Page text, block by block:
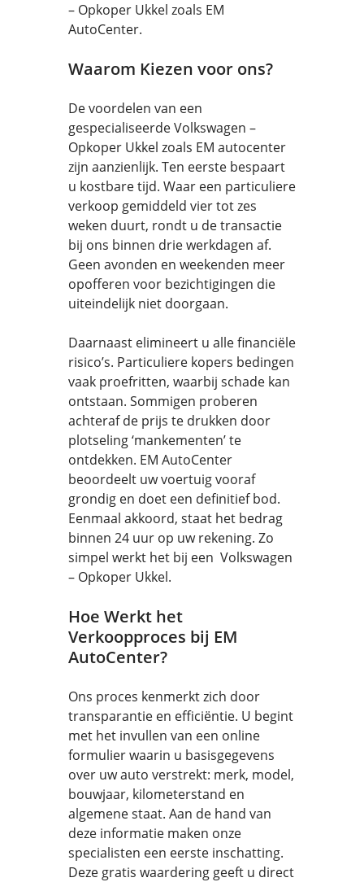
– Opkoper Ukkel zoals EM
AutoCenter.
Waarom Kiezen voor ons?
De voordelen van een
gespecialiseerde Volkswagen –
Opkoper Ukkel zoals EM autocenter
zijn aanzienlijk. Ten eerste bespaart
u kostbare tijd. Waar een particuliere
verkoop gemiddeld vier tot zes
weken duurt, rondt u de transactie
bij ons binnen drie werkdagen af.
Geen avonden en weekenden meer
opofferen voor bezichtigingen die
uiteindelijk niet doorgaan.
Daarnaast elimineert u alle financiële
risico’s. Particuliere kopers bedingen
vaak proefritten, waarbij schade kan
ontstaan. Sommigen proberen
achteraf de prijs te drukken door
plotseling ‘mankementen’ te
ontdekken. EM AutoCenter
beoordeelt uw voertuig vooraf
grondig en doet een definitief bod.
Eenmaal akkoord, staat het bedrag
binnen 24 uur op uw rekening. Zo
simpel werkt het bij een Volkswagen
– Opkoper Ukkel.
Hoe Werkt het
Verkoopproces bij EM
AutoCenter?
Ons proces kenmerkt zich door
transparantie en efficiëntie. U begint
met het invullen van een online
formulier waarin u basisgegevens
over uw auto verstrekt: merk, model,
bouwjaar, kilometerstand en
algemene staat. Aan de hand van
deze informatie maken onze
specialisten een eerste inschatting.
Deze gratis waardering geeft u direct